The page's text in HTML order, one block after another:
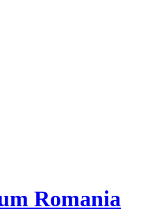
Romania